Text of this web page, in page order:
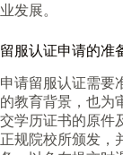
业发展。
留服认证申请的准
申请留服认证需要
的教育背景，也为
交学历证书的原件
正规院校所颁发，